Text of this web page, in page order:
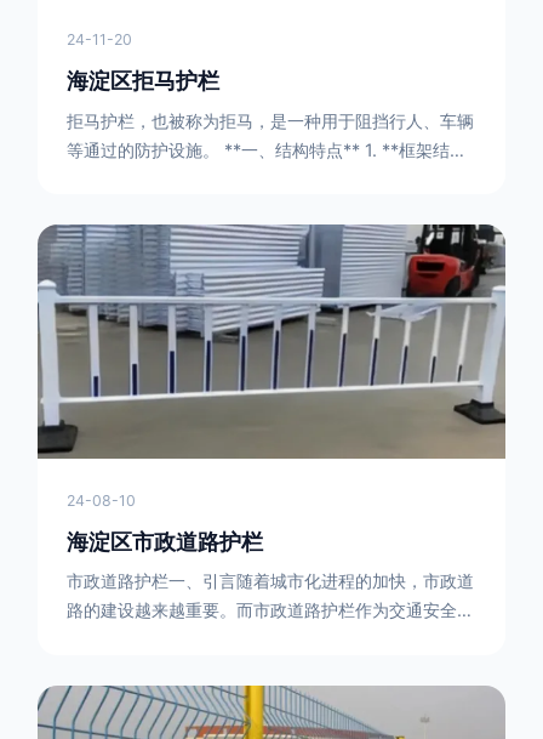
24-11-20
海淀区拒马护栏
拒马护栏，也被称为拒马，是一种用于阻挡行人、车辆
等通过的防护设施。 **一、结构特点** 1. **框架结构
方形的框架组合。这些框架相互连接，形成一个稳定的
结构，能够承受一定的冲击力。例如，在一些临时交通
管制的现场，三角形框架的拒马护栏可以很方便地拼接
在一起，像一个个小的三角锥形状的结构单
24-08-10
海淀区市政道路护栏
市政道路护栏一、引言随着城市化进程的加快，市政道
路的建设越来越重要。而市政道路护栏作为交通安全的
的功能防护功能：市政道路护栏的主要功能是防止车辆
失控，保护行人安全。它可以有效地阻止因驾驶员疏忽